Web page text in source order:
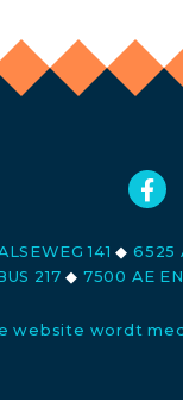
141◆ 6525
217◆ 7500 AE
website wordt